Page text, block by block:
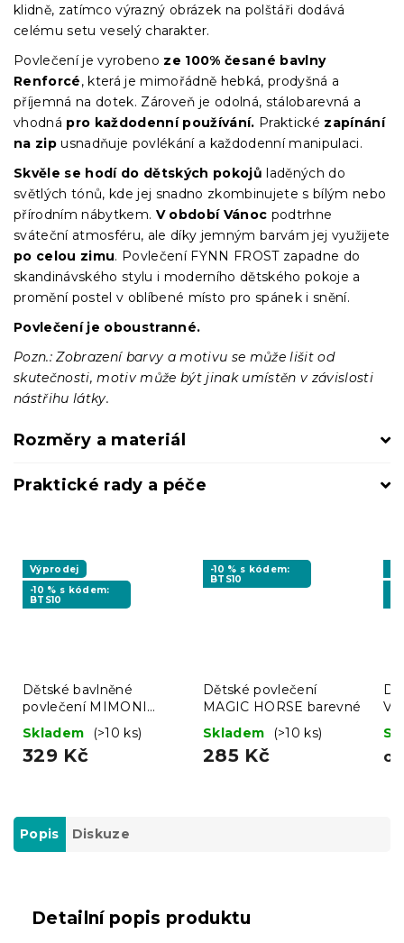
klidně, zatímco výrazný obrázek na polštáři dodává
celému setu veselý charakter.
Povlečení je vyrobeno ze 100% česané bavlny
Renforcé, která je mimořádně hebká, prodyšná a
příjemná na dotek. Zároveň je odolná, stálobarevná a
vhodná pro každodenní používání. Praktické zapínání
na zip usnadňuje povlékání a každodenní manipulaci.
Skvěle se hodí do dětských pokojů laděných do
světlých tónů, kde jej snadno zkombinujete s bílým nebo
přírodním nábytkem. V období Vánoc podtrhne
sváteční atmosféru, ale díky jemným barvám jej využijete
po celou zimu. Povlečení FYNN FROST zapadne do
skandinávského stylu i moderního dětského pokoje a
promění postel v oblíbené místo pro spánek i snění.
Povlečení je oboustranné.
Pozn.: Zobrazení barvy a motivu se může lišit od
skutečnosti, motiv může být jinak umístěn v závislosti
nástřihu látky.
Rozměry a materiál
Praktické rady a péče
Výprodej
-10 % s kódem:
BTS10
Dětské bavlněné
povlečení MIMONI
SKATE CREW modré
Skladem (>10 ks)
329 Kč
-10 % s kódem:
BTS10
Dětské povlečení
MAGIC HORSE barevné
Skladem
(>10 ks)
285 Kč od
Popis Diskuze
Detailní popis produktu